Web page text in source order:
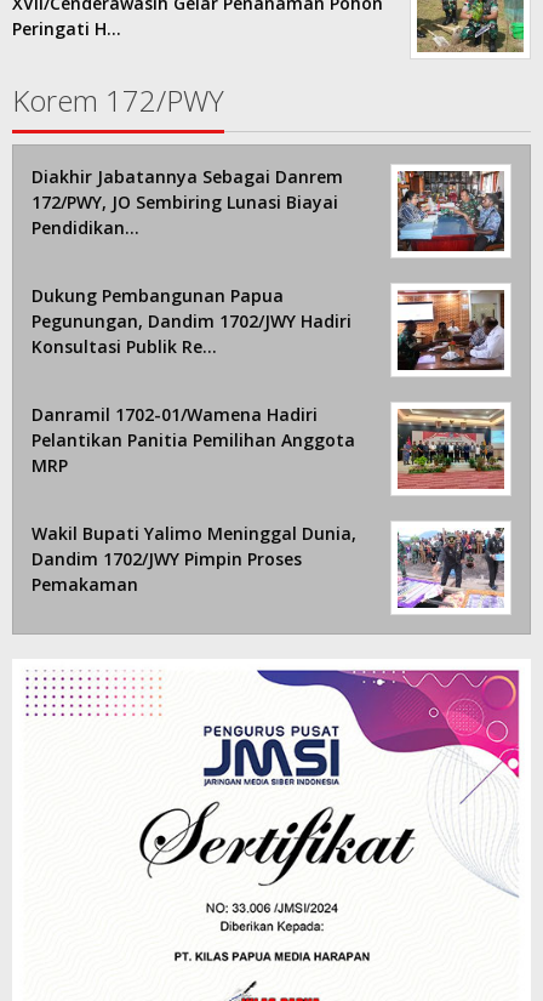
Peringati H…
Korem 172/PWY
Diakhir Jabatannya Sebagai Danrem
172/PWY, JO Sembiring Lunasi Biayai
Pendidikan…
Dukung Pembangunan Papua
Pegunungan, Dandim 1702/JWY Hadiri
Konsultasi Publik Re…
Danramil 1702-01/Wamena Hadiri
Pelantikan Panitia Pemilihan Anggota
MRP
Wakil Bupati Yalimo Meninggal Dunia,
Dandim 1702/JWY Pimpin Proses
Pemakaman